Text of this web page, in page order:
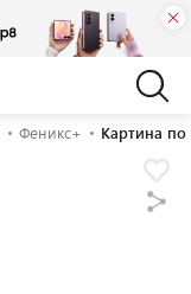
Феникс+ Картина